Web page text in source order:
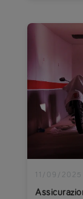
11/09/2025